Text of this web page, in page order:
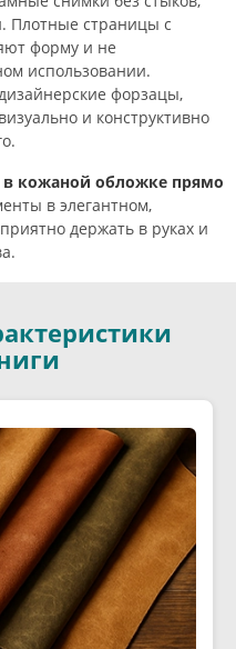
Плотные страницы с
форму и не
использовании.
форзацы,
и конструктивно
кожаной обложке прямо
в элегантном,
держать в руках и